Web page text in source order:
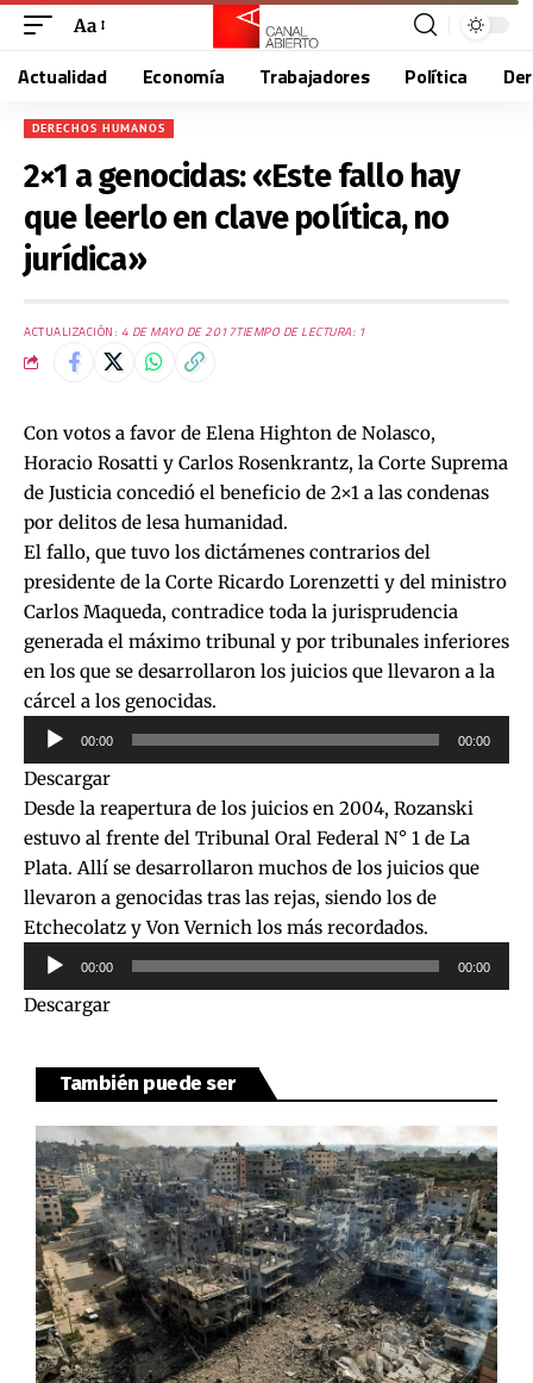
Aa
Actualidad Economía Trabajadores Política
DERECHOS HUMANOS
2×1 a genocidas: «Este fallo hay
que leerlo en clave política, no
jurídica»
ACTUALIZACIÓN: 4 DE MAYO DE 2017TIEMPO DE LECTURA: 1
Con votos a favor de Elena Highton de Nolasco,
Horacio Rosatti y Carlos Rosenkrantz, la Corte Suprema
de Justicia concedió el beneficio de 2×1 a las condenas
por delitos de lesa humanidad.
El fallo, que tuvo los dictámenes contrarios del
presidente de la Corte Ricardo Lorenzetti y del ministro
Carlos Maqueda, contradice toda la jurisprudencia
generada el máximo tribunal y por tribunales inferiores
en los que se desarrollaron los juicios que llevaron a la
cárcel a los genocidas.
Reproductor
de
audio
00:00 00:00
Descargar
Desde la reapertura de los juicios en 2004, Rozanski
estuvo al frente del Tribunal Oral Federal N° 1 de La
Plata. Allí se desarrollaron muchos de los juicios que
llevaron a genocidas tras las rejas, siendo los de
Etchecolatz y Von Vernich los más recordados.
Reproductor
de
audio
00:00 00:00
Descargar
También puede ser